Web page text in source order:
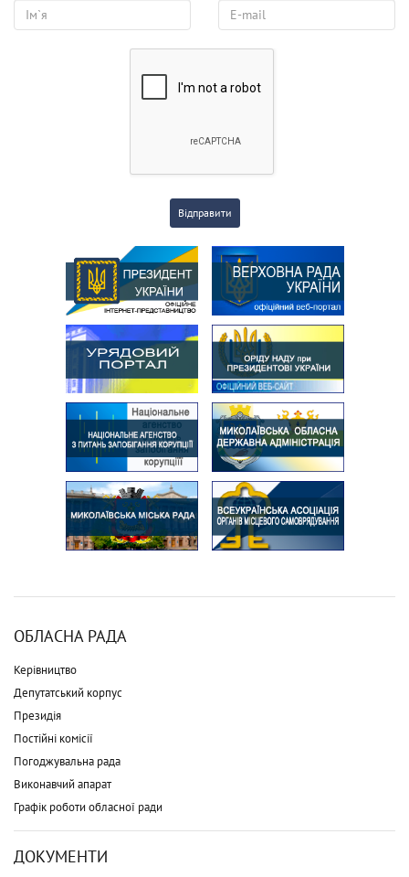
Відправити
ОБЛАСНА РАДА
Керівництво
Депутатський корпус
Президія
Постійні комісії
Погоджувальна рада
Виконавчий апарат
Графік роботи обласної ради
ДОКУМЕНТИ